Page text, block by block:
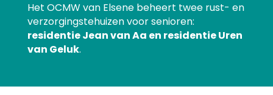
Het OCMW van Elsene beheert twee rust- en
verzorgingstehuizen voor senioren:
residentie Jean van Aa en residentie Uren
van Geluk.